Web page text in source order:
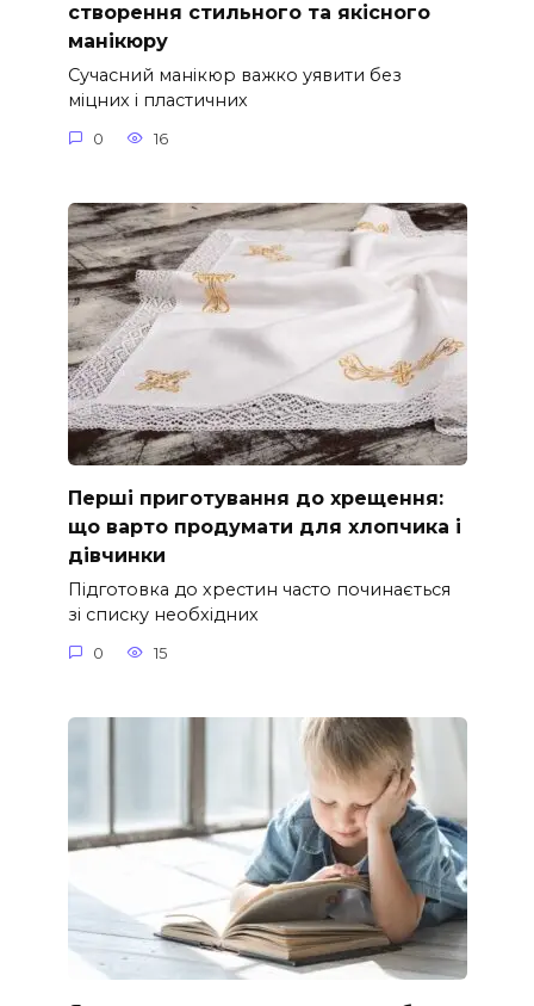
створення стильного та якісного
манікюру
Сучасний манікюр важко уявити без
міцних і пластичних
0 16
Перші приготування до хрещення:
що варто продумати для хлопчика і
дівчинки
Підготовка до хрестин часто починається
зі списку необхідних
0 15